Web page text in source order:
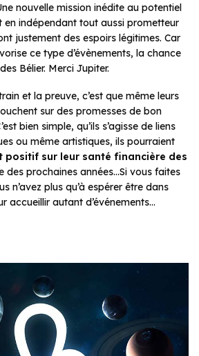
nouvelle mission inédite au potentiel
en indépendant tout aussi prometteur
justement des espoirs légitimes. Car
ce type d’évènements, la chance
Bélier. Merci Jupiter.
et la preuve, c’est que même leurs
sur des promesses de bon
bien simple, qu’ils s’agisse de liens
ou même artistiques, ils pourraient
positif sur leur santé financière des
des prochaines années…Si vous faites
n’avez plus qu’à espérer être dans
accueillir autant d’événements…